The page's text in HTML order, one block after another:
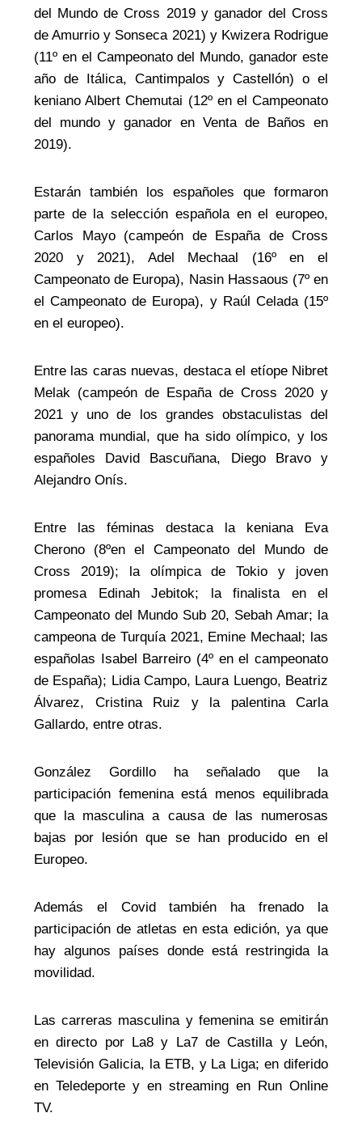
del Mundo de Cross 2019 y ganador del Cross
de Amurrio y Sonseca 2021) y Kwizera Rodrigue
(11º en el Campeonato del Mundo, ganador este
año de Itálica, Cantimpalos y Castellón) o el
keniano Albert Chemutai (12º en el Campeonato
del mundo y ganador en Venta de Baños en
2019).
Estarán también los españoles que formaron
parte de la selección española en el europeo,
Carlos Mayo (campeón de España de Cross
2020 y 2021), Adel Mechaal (16º en el
Campeonato de Europa), Nasin Hassaous (7º en
el Campeonato de Europa), y Raúl Celada (15º
en el europeo).
Entre las caras nuevas, destaca el etíope Nibret
Melak (campeón de España de Cross 2020 y
2021 y uno de los grandes obstaculistas del
panorama mundial, que ha sido olímpico, y los
españoles David Bascuñana, Diego Bravo y
Alejandro Onís.
Entre las féminas destaca la keniana Eva
Cherono (8ºen el Campeonato del Mundo de
Cross 2019); la olímpica de Tokio y joven
promesa Edinah Jebitok; la finalista en el
Campeonato del Mundo Sub 20, Sebah Amar; la
campeona de Turquía 2021, Emine Mechaal; las
españolas Isabel Barreiro (4º en el campeonato
de España); Lidia Campo, Laura Luengo, Beatriz
Álvarez, Cristina Ruiz y la palentina Carla
Gallardo, entre otras.
González Gordillo ha señalado que la
participación femenina está menos equilibrada
que la masculina a causa de las numerosas
bajas por lesión que se han producido en el
Europeo.
Además el Covid también ha frenado la
participación de atletas en esta edición, ya que
hay algunos países donde está restringida la
movilidad.
Las carreras masculina y femenina se emitirán
en directo por La8 y La7 de Castilla y León,
Televisión Galicia, la ETB, y La Liga; en diferido
en Teledeporte y en streaming en Run Online
TV.